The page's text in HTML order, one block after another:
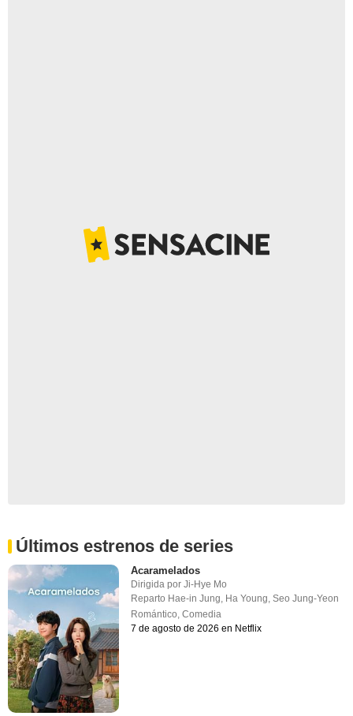
Últimos estrenos de series
Acaramelados
Dirigida porJi-Hye Mo
Reparto Hae-in Jung, Ha Young,Seo Jung-Yeon
Romántico,Comedia
7 de agosto de 2026 en Netflix